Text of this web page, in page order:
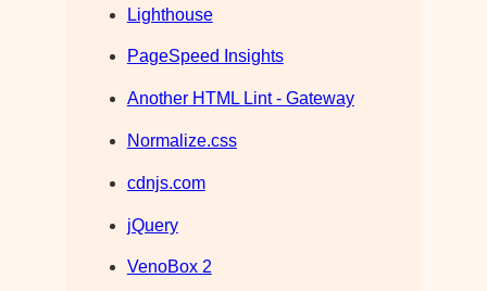
Lighthouse
PageSpeed Insights
Another HTML Lint - Gateway
Normalize.css
cdnjs.com
jQuery
VenoBox 2